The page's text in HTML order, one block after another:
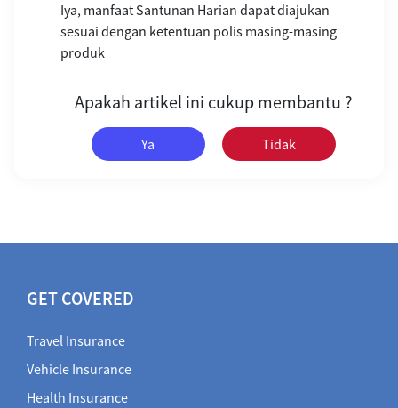
Iya, manfaat Santunan Harian dapat diajukan
sesuai dengan ketentuan polis masing-masing
produk
Apakah artikel ini cukup membantu ?
Ya Tidak
GET COVERED
Travel Insurance
Vehicle Insurance
Health Insurance